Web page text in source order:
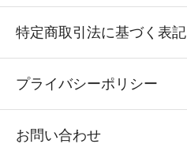
特定商取引法に基づく表記
プライバシーポリシー
お問い合わせ